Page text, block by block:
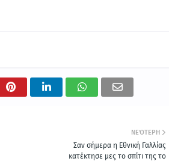
ΝΕΌΤΕΡΗ
Σαν σήμερα η Εθνική Γαλλίας
κατέκτησε μες το σπίτι της το